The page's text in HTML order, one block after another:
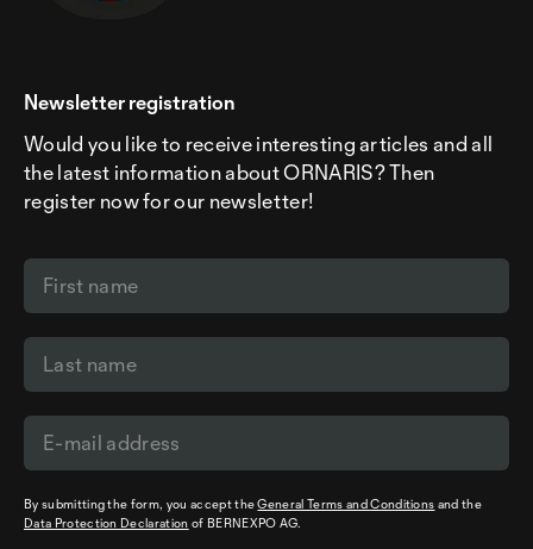
Newsletter registration
Would you like to receive interesting articles and all
the latest information about ORNARIS? Then
register now for our newsletter!
By submitting the form, you accept theGeneral Terms and Conditions and the
Data Protection Declaration of BERNEXPO AG.